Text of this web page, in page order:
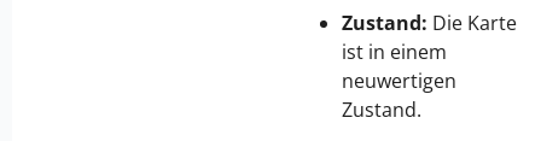
Zustand: Die Karte
ist in einem
neuwertigen
Zustand.